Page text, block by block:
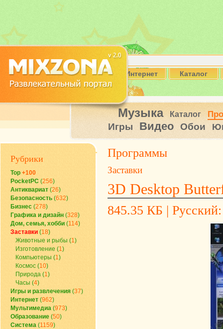
Интернет Каталог
Музыка Каталог
Игры Видео Обои
Рубрики
Top +100
PocketPC (256)
Антиквариат (26)
Безопасность (632)
Бизнес (278)
Графика и дизайн (328)
Дом, семья, хобби (114)
Заставки (18)
Животные и рыбы (1)
Изготовление (1)
Компьютеры (1)
Космос (10)
Природа (1)
Часы (4)
Игры и развлечения (37)
Интернет (962)
Мультимедиа (973)
Образование (50)
Система (1159)
Программы
Заставки
3D Desktop
845.35 КБ |